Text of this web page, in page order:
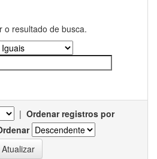
o resultado de busca.
| Ordenar registros por